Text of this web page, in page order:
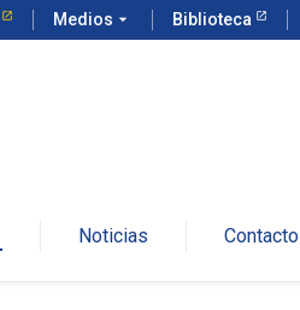
Medios arrow_drop_down Biblioteca
Noticias Contacto